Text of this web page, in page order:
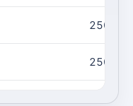
250,0
250,0
250,0